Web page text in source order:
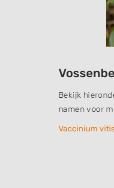
Bekijk
namen voor
Vaccinium